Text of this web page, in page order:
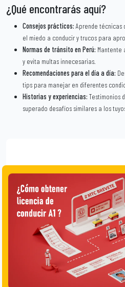
¿Qué encontrarás aquí?
Consejos prácticos: Aprende técnicas
el miedo a conducir y trucos para
Normas de tránsito en Perú: Mantente
y evita multas innecesarias.
Recomendaciones para el día a día:
tips para manejar en diferentes
Historias y experiencias: Testimonios
superado desafíos similares a los